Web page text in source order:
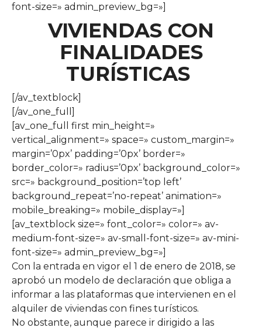
font-size=» admin_preview_bg=»]
VIVIENDAS CON
FINALIDADES
TURÍSTICAS
[/av_textblock]
[/av_one_full]
[av_one_full first min_height=»
vertical_alignment=» space=» custom_margin=»
margin=’0px’ padding=’0px’ border=»
border_color=» radius=’0px’ background_color=»
src=» background_position=’top left’
background_repeat=’no-repeat’ animation=»
mobile_breaking=» mobile_display=»]
[av_textblock size=» font_color=» color=» av-
medium-font-size=» av-small-font-size=» av-mini-
font-size=» admin_preview_bg=»]
Con la entrada en vigor el 1 de enero de 2018, se
aprobó un modelo de declaración que obliga a
informar a las plataformas que intervienen en el
alquiler de viviendas con fines turísticos.
No obstante, aunque parece ir dirigido a las